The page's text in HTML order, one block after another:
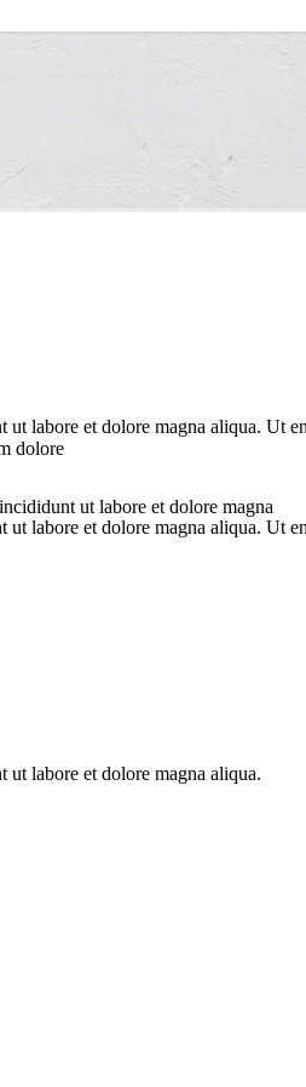
labore et dolore magna aliqua.
dolore
ut labore et dolore magna
labore et dolore magna aliqua.
labore et dolore magna aliqua.